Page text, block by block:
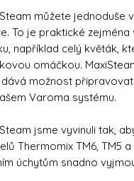
můžete jednoduše
To je praktické
například celý květák,
omáčkou.
možnost
Varoma systému.
jsme vyvinuli tak,
Thermomix TM6, TM5
úchytům snadno